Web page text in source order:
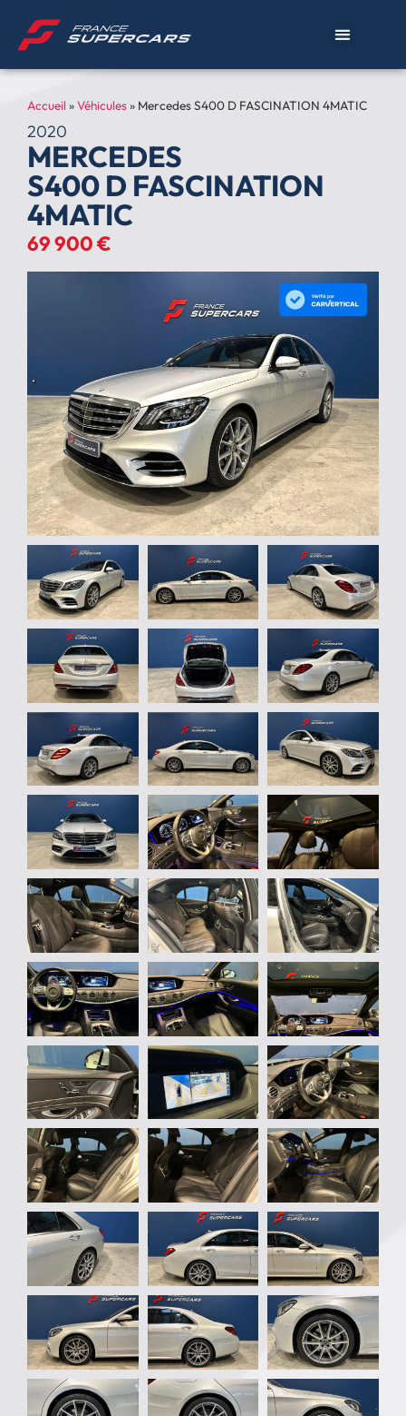
Accueil »Véhicules» Mercedes S400 D FASCINATION 4MATIC
2020
MERCEDES
S400 D FASCINATION
4MATIC
69 900 €